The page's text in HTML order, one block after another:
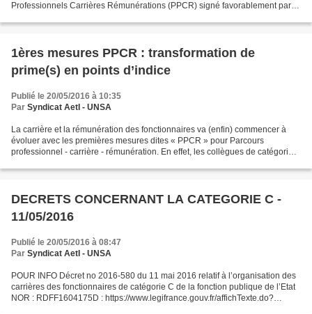
Professionnels Carrières Rémunérations (PPCR) signé favorablement par
1ères mesures PPCR : transformation de
prime(s) en points d’indice
Publié le 20/05/2016 à 10:35
Par Syndicat AetI - UNSA
La carrière et la rémunération des fonctionnaires va (enfin) commencer à
évoluer avec les premières mesures dites « PPCR » pour Parcours
professionnel - carrière - rémunération. En effet, les collègues de catégorie B
DECRETS CONCERNANT LA CATEGORIE C -
11/05/2016
Publié le 20/05/2016 à 08:47
Par Syndicat AetI - UNSA
POUR INFO Décret no 2016-580 du 11 mai 2016 relatif à l’organisation des
carrières des fonctionnaires de catégorie C de la fonction publique de l’Etat
NOR : RDFF1604175D : https://www.legifrance.gouv.fr/affichTexte.do?